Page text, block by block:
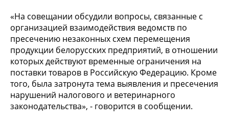
«На совещании обсудили вопросы, связанные с
организацией взаимодействия ведомств по
пресечению незаконных схем перемещения
продукции белорусских предприятий, в отношении
которых действуют временные ограничения на
поставки товаров в Российскую Федерацию. Кроме
того, была затронута тема выявления и пресечения
нарушений налогового и ветеринарного
законодательства», - говорится в сообщении.